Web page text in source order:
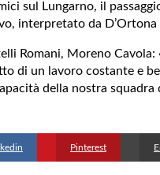
sul Lungarno, il
interpretato da
Romani, Moreno
di un lavoro costante e
della nostra
Pinterest